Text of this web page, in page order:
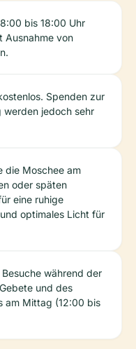
bis 18:00 Uhr
Ausnahme von
Spenden zur
werden jedoch sehr
die Moschee am
oder späten
eine ruhige
optimales Licht für
während der
und des
am Mittag (12:00 bis